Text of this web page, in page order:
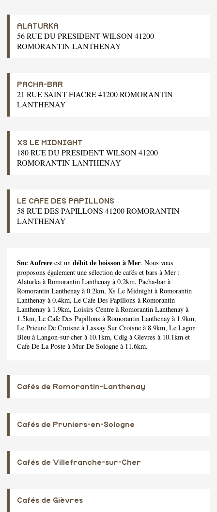
ALATURKA
56 RUE DU PRESIDENT WILSON 41200
ROMORANTIN LANTHENAY
PACHA-BAR
21 RUE SAINT FIACRE 41200 ROMORANTIN
LANTHENAY
XS LE MIDNIGHT
180 RUE DU PRESIDENT WILSON 41200
ROMORANTIN LANTHENAY
LE CAFE DES PAPILLONS
58 RUE DES PAPILLONS 41200 ROMORANTIN
LANTHENAY
Snc Aufrere est un débit de boisson à Mer. Nous vous
proposons également une sélection de cafés et bars à Mer :
Alaturkaà Romorantin Lanthenay à 0.2km, Pacha-bar à
Romorantin Lanthenay à 0.2km, Xs Le Midnight à Romorantin
Lanthenay à 0.4km, Le Cafe Des Papillons à Romorantin
Lanthenay à 1.9km, Loisirs Centre à Romorantin Lanthenay à
1.5km, Le Cafe Des Papillons à Romorantin Lanthenay à 1.9km,
Le Prieure De Croisne à Lassay Sur Croisne à 8.9km, Le Lagon
Bleu à Langon-sur-cher à 10.1km, Cdlg à Gievres à 10.1km et
Cafe De La Poste à Mur De Sologne à 11.6km.
Cafés de Romorantin-Lanthenay
Cafés de Pruniers-en-Sologne
Cafés de Villefranche-sur-Cher
Cafés de Gièvres